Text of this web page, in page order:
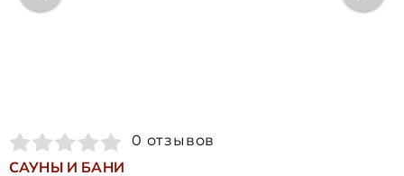
0 отзывов
САУНЫ И БАНИ